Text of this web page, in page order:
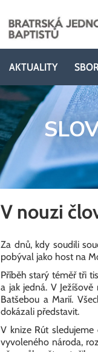
AKTUALITY
V nouzi
Za dnů, kdy soudili
pobýval jako host na
Příběh starý téměř tři
a jak jedná. V
Batšebou a Marií.
dokázali představit.
V knize Rút
vyvoleného národa,